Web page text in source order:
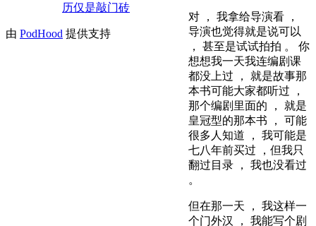
历仅是敲门砖
由 PodHood 提供支持
对 ， 我拿给导演看 ，
导演也觉得就是说可以
， 甚至是试试拍拍 。 你
想想我一天我连编剧课
都没上过 ， 就是故事那
本书可能大家都听过 ，
那个编剧里面的 ， 就是
皇冠型的那本书 ， 可能
很多人知道 ， 我可能是
七八年前买过 ，但我只
翻过目录 ， 我也没看过
。
但在那一天 ， 我这样一
个门外汉 ， 我能写个剧